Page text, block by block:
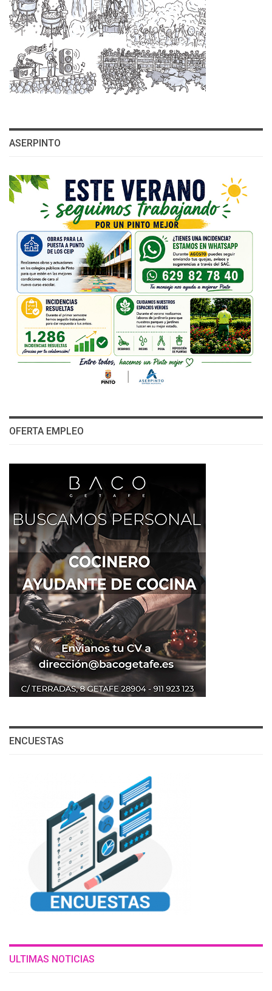
ASERPINTO
OFERTA EMPLEO
ENCUESTAS
ULTIMAS NOTICIAS